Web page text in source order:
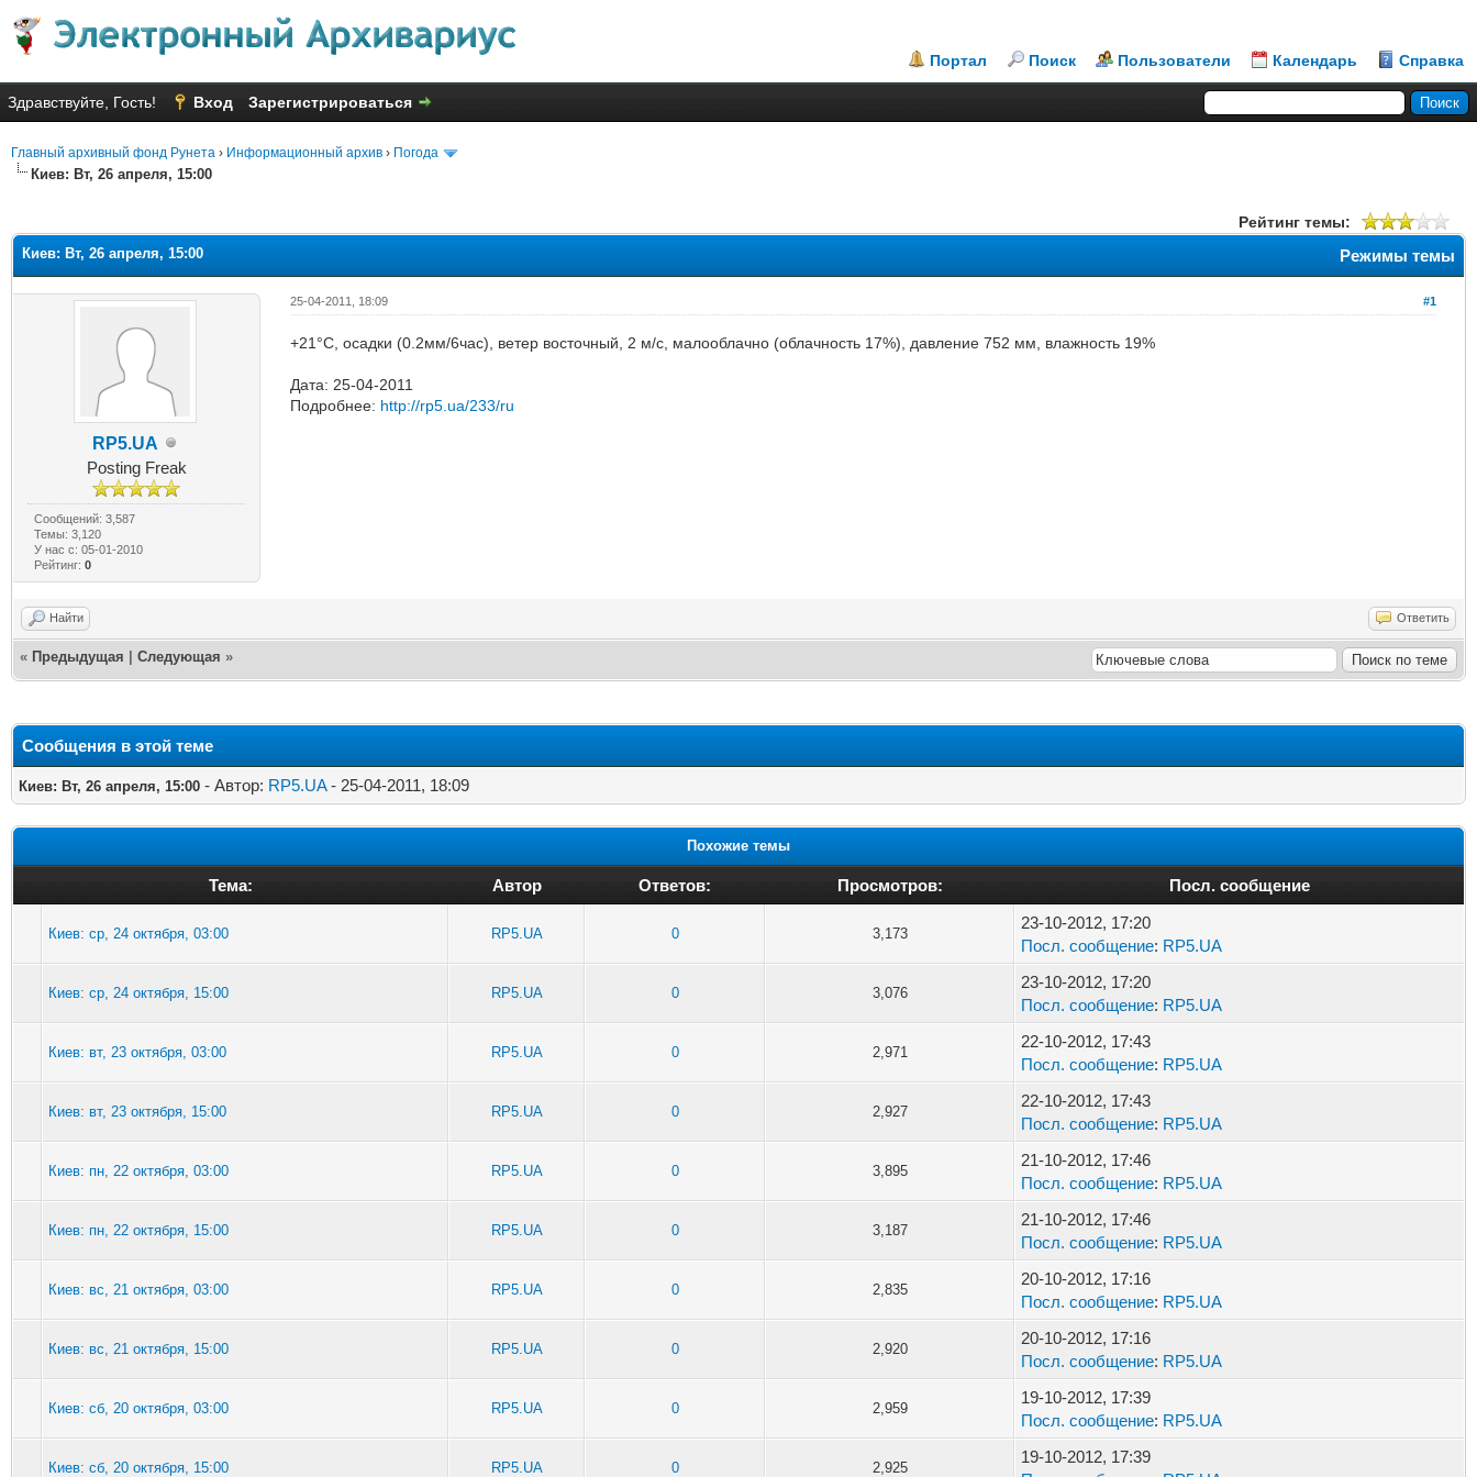
Портал Поиск Пользователи Календарь Справка
Здравствуйте, Гость! Вход Зарегистрироваться
Главный архивный фонд Рунета › Информационный архив › Погода
Киев: Вт, 26 апреля, 15:00
Рейтинг темы:
Режимы темы
Киев: Вт, 26 апреля, 15:00
RP5.UA
Posting Freak
Сообщений: 3,587
Темы: 3,120
У нас с: 05-01-2010
Рейтинг:0
#1
25-04-2011, 18:09
+21°C, осадки (0.2мм/6час), ветер восточный, 2 м/с, малооблачно (облачность 17%), давление 752 мм, влажность 19%
Дата: 25-04-2011
Подробнее: http://rp5.ua/233/ru
Найти Ответить
« Предыдущая Следующая »
Сообщения в этой теме
Киев: Вт, 26 апреля, 15:00 - Автор: RP5.UA- 25-04-2011, 18:09
Похожие темы
Тема: Автор Ответов: Просмотров: Посл. сообщение
Киев: ср, 24 октября, 03:00 RP5.UA 0 3,173
23-10-2012, 17:20
Посл. сообщение: RP5.UA
Киев: ср, 24 октября, 15:00 RP5.UA 0 3,076
23-10-2012, 17:20
Посл. сообщение: RP5.UA
Киев: вт, 23 октября, 03:00 RP5.UA 0 2,971
22-10-2012, 17:43
Посл. сообщение: RP5.UA
Киев: вт, 23 октября, 15:00 RP5.UA 0 2,927
22-10-2012, 17:43
Посл. сообщение: RP5.UA
Киев: пн, 22 октября, 03:00 RP5.UA 0 3,895
21-10-2012, 17:46
Посл. сообщение: RP5.UA
Киев: пн, 22 октября, 15:00 RP5.UA 0 3,187
21-10-2012, 17:46
Посл. сообщение: RP5.UA
Киев: вс, 21 октября, 03:00 RP5.UA 0 2,835
20-10-2012, 17:16
Посл. сообщение: RP5.UA
Киев: вс, 21 октября, 15:00 RP5.UA 0 2,920
20-10-2012, 17:16
Посл. сообщение: RP5.UA
Киев: сб, 20 октября, 03:00 RP5.UA 0 2,959
19-10-2012, 17:39
Посл. сообщение: RP5.UA
Киев: сб, 20 октября, 15:00 RP5.UA 0 2,925
19-10-2012, 17:39